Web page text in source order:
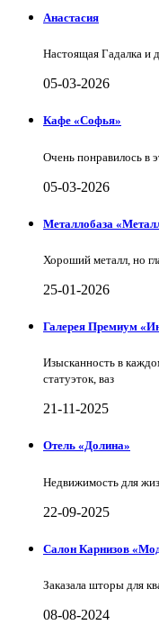
Анастасия
Настоящая Гадалка и
05-03-2026
Кафе «Софья»
Очень понравилось в
05-03-2026
Металлобаза
Хороший металл, но
25-01-2026
Галерея Премиум
Изысканность в
статуэток, ваз
21-11-2025
Отель «Долина»
Недвижимость для
22-09-2025
Салон Карнизов
Заказала шторы для
08-08-2024